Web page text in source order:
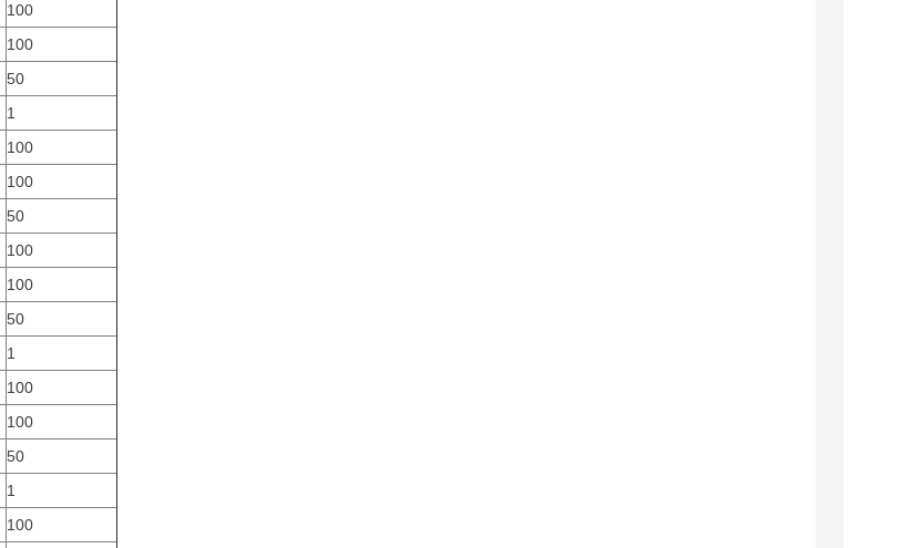
100
100
50
1
100
100
50
100
100
50
1
100
100
50
1
100